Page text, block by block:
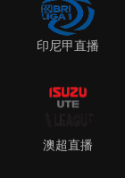
印尼甲直播
澳超直播